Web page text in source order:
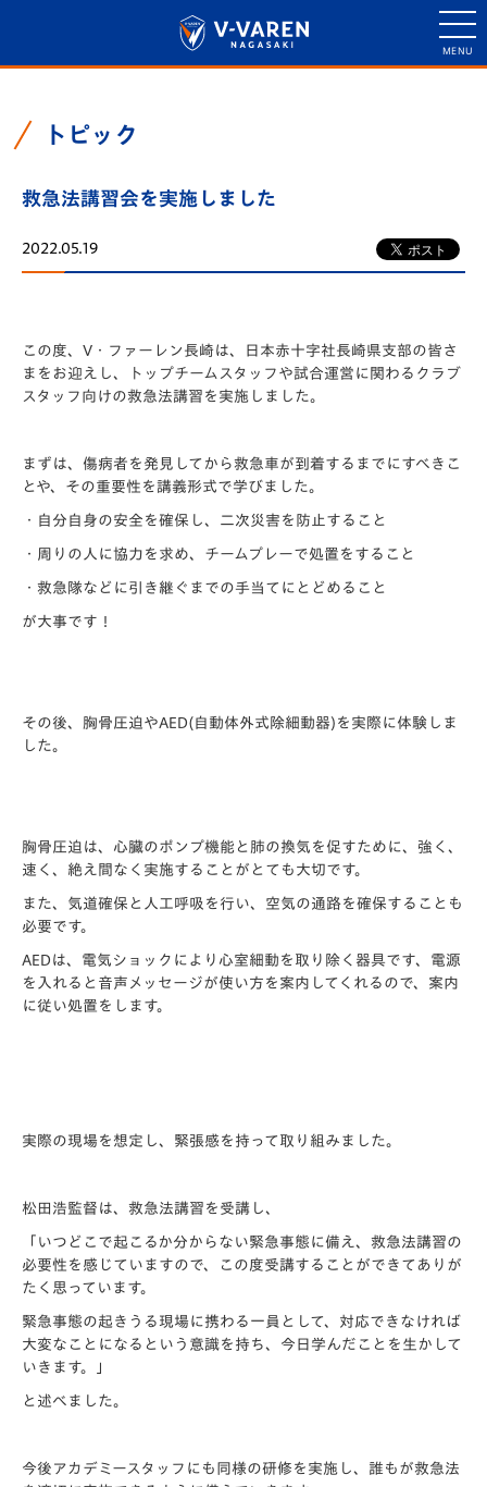
トピック
救急法講習会を実施しました
2022.05.19
この度、V・ファーレン長崎は、日本赤十字社長崎県支部の皆さ
まをお迎えし、トップチームスタッフや試合運営に関わるクラブ
スタッフ向けの救急法講習を実施しました。
まずは、傷病者を発見してから救急車が到着するまでにすべきこ
とや、その重要性を講義形式で学びました。
・自分自身の安全を確保し、二次災害を防止すること
・周りの人に協力を求め、チームプレーで処置をすること
・救急隊などに引き継ぐまでの手当てにとどめること
が大事です！
その後、胸骨圧迫やAED(自動体外式除細動器)を実際に体験しま
した。
胸骨圧迫は、心臓のポンプ機能と肺の換気を促すために、強く、
速く、絶え間なく実施することがとても大切です。
また、気道確保と人工呼吸を行い、空気の通路を確保することも
必要です。
AEDは、電気ショックにより心室細動を取り除く器具です、電源
を入れると音声メッセージが使い方を案内してくれるので、案内
に従い処置をします。
実際の現場を想定し、緊張感を持って取り組みました。
松田浩監督は、救急法講習を受講し、
「いつどこで起こるか分からない緊急事態に備え、救急法講習の
必要性を感じていますので、この度受講することができてありが
たく思っています。
緊急事態の起きうる現場に携わる一員として、対応できなければ
大変なことになるという意識を持ち、今日学んだことを生かして
いきます。」
と述べました。
今後アカデミースタッフにも同様の研修を実施し、誰もが救急法